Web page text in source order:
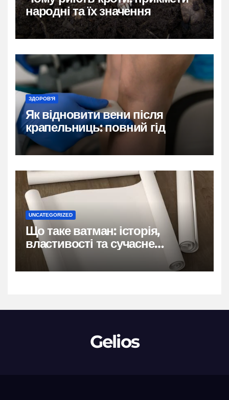
народні та їх значення
ЗДОРОВ'Я
Як відновити вени після
крапельниць: повний гід
UNCATEGORIZED
Що таке ватман: історія,
властивості та сучасне
застосування
Gelios